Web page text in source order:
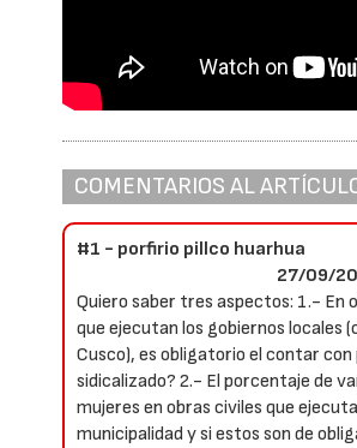
COMENTARIOS AL
#1 - porfirio pillco huarhua
27/09/
Quiero saber tres aspectos: 1.- En
que ejecutan los gobiernos locales
Cusco), es obligatorio el contar con
sidicalizado? 2.- El porcentaje de
mujeres en obras civiles que
municipalidad y si estos son de